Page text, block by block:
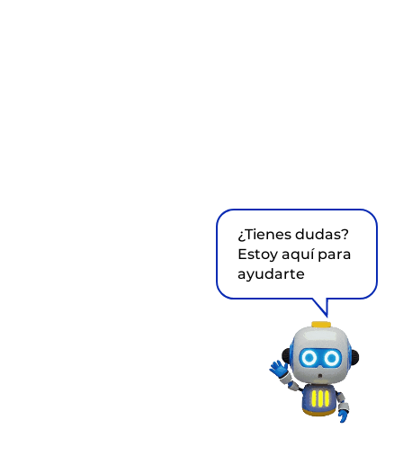
¿Tienes dudas?
Estoy aquí para
ayudarte